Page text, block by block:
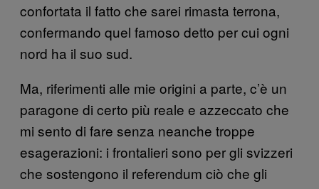
confortata il fatto che sarei rimasta terrona,
confermando quel famoso detto per cui ogni
nord ha il suo sud.
Ma, riferimenti alle mie origini a parte, c’è un
paragone di certo più reale e azzeccato che
mi sento di fare senza neanche troppe
esagerazioni: i frontalieri sono per gli svizzeri
che sostengono il referendum ciò che gli